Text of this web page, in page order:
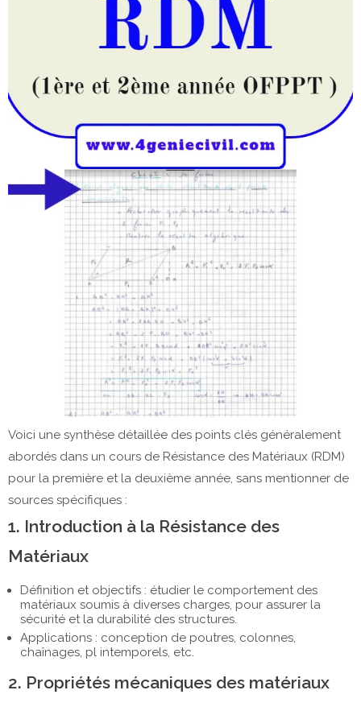
Voici une synthèse détaillée des points clés généralement
abordés dans un cours de Résistance des Matériaux (RDM)
pour la première et la deuxième année, sans mentionner de
sources spécifiques :
1. Introduction à la Résistance des
Matériaux
Définition et objectifs : étudier le comportement des
matériaux soumis à diverses charges, pour assurer la
sécurité et la durabilité des structures.
Applications : conception de poutres, colonnes,
chaînages, pl intemporels, etc.
2. Propriétés mécaniques des matériaux